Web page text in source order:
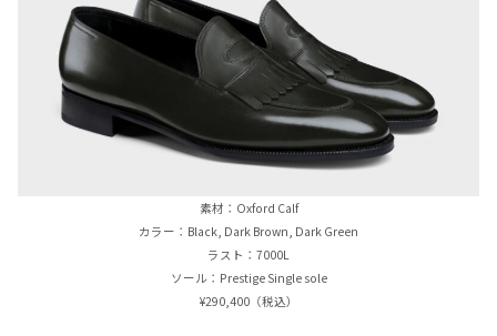
素材：Oxford Calf
カラー：Black, Dark Brown, Dark Green
ラスト：7000L
ソール：Prestige Single sole
¥290,400（税込）